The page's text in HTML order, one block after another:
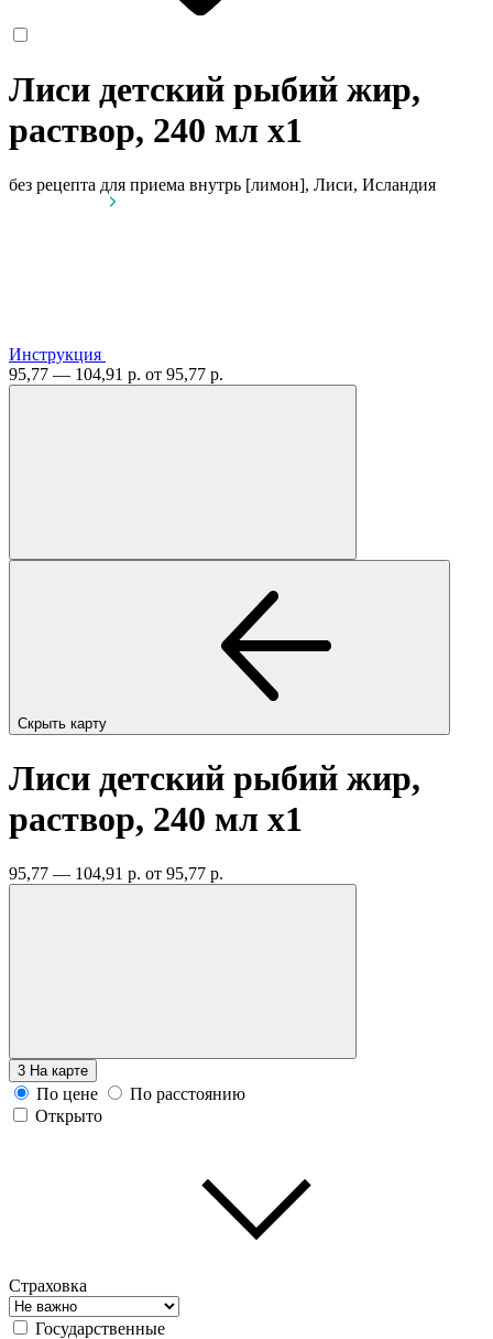
Лиси детский рыбий жир,
раствор, 240 мл x1
без рецепта для приема внутрь [лимон], Лиси, Исландия
Инструкция
95,77 — 104,91 р. от 95,77 р.
Скрыть карту
Лиси детский рыбий жир,
раствор, 240 мл x1
95,77 — 104,91 р. от 95,77 р.
3 На карте
По цене
По расстоянию
Открыто
Страховка
Государственные